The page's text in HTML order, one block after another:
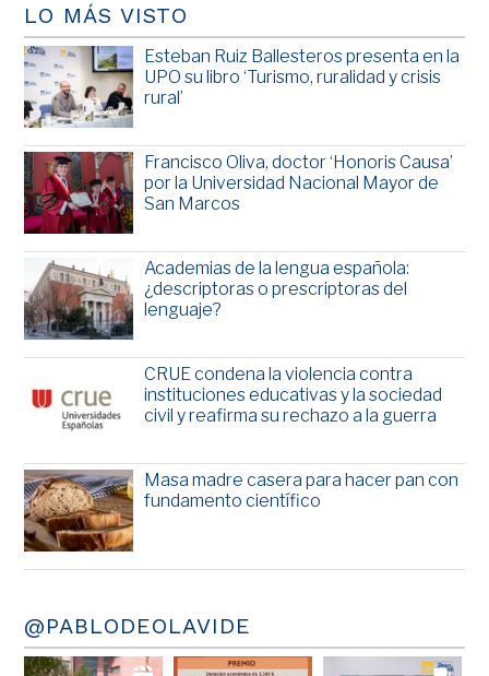
LO MÁS VISTO
Esteban Ruiz Ballesteros presenta en la
UPO su libro ‘Turismo, ruralidad y crisis
rural’
Francisco Oliva, doctor ‘Honoris Causa’
por la Universidad Nacional Mayor de
San Marcos
Academias de la lengua española:
¿descriptoras o prescriptoras del
lenguaje?
CRUE condena la violencia contra
instituciones educativas y la sociedad
civil y reafirma su rechazo a la guerra
Masa madre casera para hacer pan con
fundamento científico
@PABLODEOLAVIDE